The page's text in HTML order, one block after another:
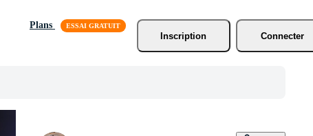
Plans
Inscription
Connecter